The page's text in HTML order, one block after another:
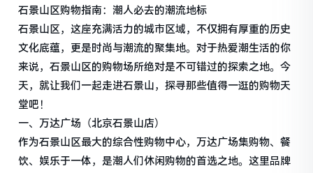
石景山区购物指南：潮人必去的潮流地标
石景山区，这座充满活力的城市区域，不仅拥有厚重的历史
文化底蕴，更是时尚与潮流的聚集地。对于热爱潮生活的你
来说，石景山区的购物场所绝对是不可错过的探索之地。今
天，就让我们一起走进石景山，探寻那些值得一逛的购物天
堂吧！
一、万达广场（北京石景山店）
作为石景山区最大的综合性购物中心，万达广场集购物、餐
饮、娱乐于一体，是潮人们休闲购物的首选之地。这里品牌